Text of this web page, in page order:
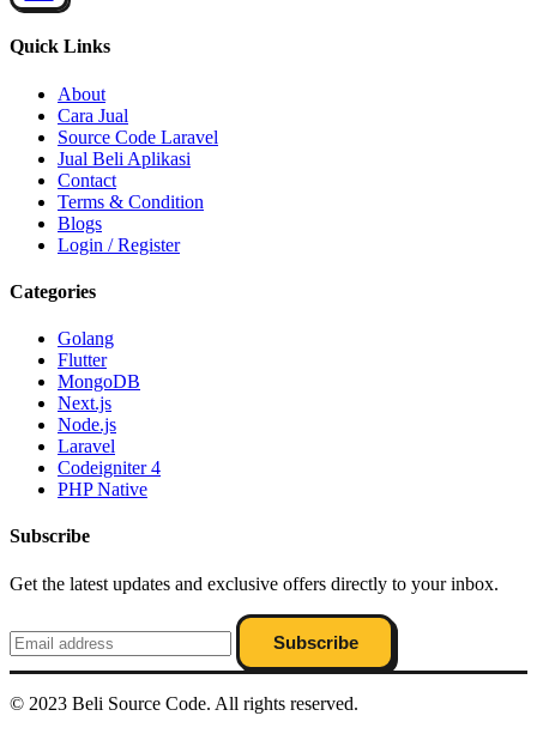
Quick Links
About
Cara Jual
Source Code Laravel
Jual Beli Aplikasi
Contact
Terms & Condition
Blogs
Login / Register
Categories
Golang
Flutter
MongoDB
Next.js
Node.js
Laravel
Codeigniter 4
PHP Native
Subscribe
Get the latest updates and exclusive offers directly to your inbox.
Subscribe
© 2023 Beli Source Code. All rights reserved.